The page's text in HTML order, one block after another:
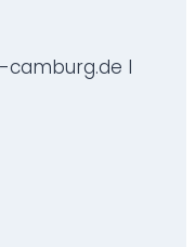
camburg.de I